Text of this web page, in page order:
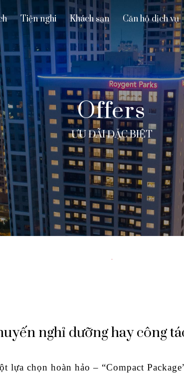
Tiện nghi Khách sạn Căn hộ dịch vụ
Offers
ƯU ĐÃI ĐẶC BIỆT
nghỉ dưỡng hay công
lựa chọn hoàn hảo – “Compact